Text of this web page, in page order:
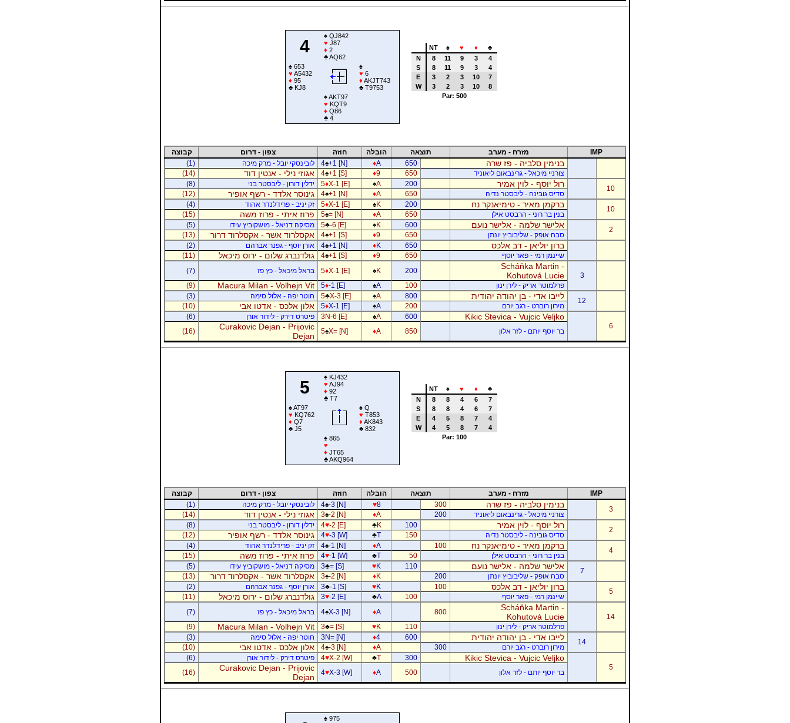
4
♠QJ842
♥ J87
♦ 2
♣AQ62
♠653
♥ A5432
♦ 95
♣KJ8
♠
♥ 6
♦ AKJT743
♣T9753
♠AKT97
♥ KQT9
♦ Q86
♣4
NT ♠ ♥ ♦
♣
N
8 11 9 3
4
S
8 11 9 3
4
E
3 2 3 10
7
W
3 2 3 10
8
Par: 500
IMP מזרח - מערב תוצאה הובלה חוזה צפון - דרום קבוצה
בנימין סלביה - פז שרה 650
♦A
4♠+1 [N] לובינסקי יובל - מרק מיכה
(1)
צורניי מיכאל - גרינבאום ליאוניד
650
♦9
4♠+1 [S] אגוזי נילי - אנטין דוד
(14)
10
רול יוסף - לוין אמיר 200
♠A
5♦X-1 [E] ידלין דורון - ליבסטר בני
(8)
סדיס גובינה - ליבסטר נדיה
650
♦A
4♠+1 [N] גינוסר אלדד - רשף אופיר
(12)
10
ברקמן מאיר - טימיאנקר נח 200
♠K
5♦X-1 [E] זק יניב - פרידלנדר אהוד
(4)
בנין בר רוני - הרבסט אילן
650
♦A
5♠= [N] פרוז איתי - פרוז משה
(15)
2
אלישר שלמה - אלישר נועם 600
♠K
5♣-6 [E] מסיקה דניאל - מושקוביץ עידו
(5)
סבח אופק - שליבוביץ יונתן
650
♦9
4♠+1 [S] אקסלרוד אשר - אקסלרוד דרור (13)
ברון יוליאן - דב אלכס 650
♦K
4♠+1 [N] אורן יוסף - גפנר אברהם
(2)
שיינמן רמי - פאר יוסף
650
♦9
4♠+1 [S] גולדנברג שלום - ירוס מיכאל (11)
3
Scháňka Martin -
Kohutová Lucie
200
♠K
5♦X-1 [E] בראל מיכאל - כץ פז
(7)
פרלמוטר אריק - לירן ינון
100
♠A
5♦-1 [E]
Macura Milan - Volhejn Vit
(9)
12
לייבו אדי - בן יהודה יהודית 800
♠A
5♣X-3 [E] חוטר יפה - אלול סימה
(3)
מירון רוברט - רגב יורם
200
♠A
5♦X-1 [E] אלון אלכס - אדטו אבי (10)
6
Kikic Stevica - Vujcic Veljko
600
♠A
3N-6 [E] פיטרס דירק - לידור אורן
(6)
בר יוסף יותם - לזר אלון
850
♦A
5♠X= [N]
Curakovic Dejan - Prijovic
Dejan
(16)
5
♠KJ432
♥ AJ94
♦ 92
♣T7
♠AT97
♥ KQ762
♦ Q7
♣J5
♠Q
♥ T853
♦ AK843
♣832
♠865
♥
♦ JT65
♣AKQ964
NT ♠ ♥ ♦
♣
N
8 8 4 6
7
S
8 8 4 6
7
E
4 5 8 7
4
W
4 5 8 7
4
Par: 100
IMP מזרח - מערב תוצאה הובלה חוזה צפון - דרום
קבוצה
3
בנימין סלביה - פז שרה 300
♥8
4♠-3 [N] לובינסקי יובל - מרק מיכה
(1)
צורניי מיכאל - גרינבאום ליאוניד
200
♦A
3♠-2 [N] אגוזי נילי - אנטין דוד
(14)
2
רול יוסף - לוין אמיר 100
♣K
4♥-2 [E] ידלין דורון - ליבסטר בני
(8)
סדיס גובינה - ליבסטר נדיה
150
♣T
4♥-3 [W] גינוסר אלדד - רשף אופיר
(12)
4
ברקמן מאיר - טימיאנקר נח 100
♦A
4♠-1 [N] זק יניב - פרידלנדר אהוד
(4)
בנין בר רוני - הרבסט אילן
50
♣T
4♥-1 [W] פרוז איתי - פרוז משה
(15)
7
אלישר שלמה - אלישר נועם 110
♥K
3♣= [S] מסיקה דניאל - מושקוביץ עידו
(5)
סבח אופק - שליבוביץ יונתן
200
♦K
3♠-2 [N] אקסלרוד אשר - אקסלרוד דרור
(13)
5
ברון יוליאן - דב אלכס 100
♥K
3♣-1 [S] אורן יוסף - גפנר אברהם
(2)
שיינמן רמי - פאר יוסף
100
♣A
3♥-2 [E] גולדנברג שלום - ירוס מיכאל (11)
14
Scháňka Martin -
Kohutová Lucie
800
♦A
4♠X-3 [N] בראל מיכאל - כץ פז
(7)
פרלמוטר אריק - לירן ינון
110
♥K
3♣= [S]
Macura Milan - Volhejn Vit
(9)
14
לייבו אדי - בן יהודה יהודית 600
♦4
3N= [N] חוטר יפה - אלול סימה
(3)
מירון רוברט - רגב יורם
300
♦A
4♠-3 [N] אלון אלכס - אדטו אבי (10)
5
Kikic Stevica - Vujcic Veljko
300
♣T
4♥X-2 [W] פיטרס דירק - לידור אורן
(6)
בר יוסף יותם - לזר אלון
500
♦A
4♥X-3 [W]
Curakovic Dejan - Prijovic
Dejan
(16)
♠975